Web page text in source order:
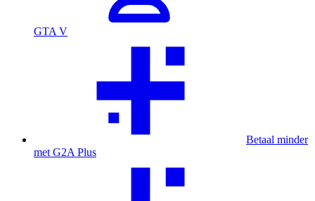
GTA V
Betaal minder
met G2A Plus